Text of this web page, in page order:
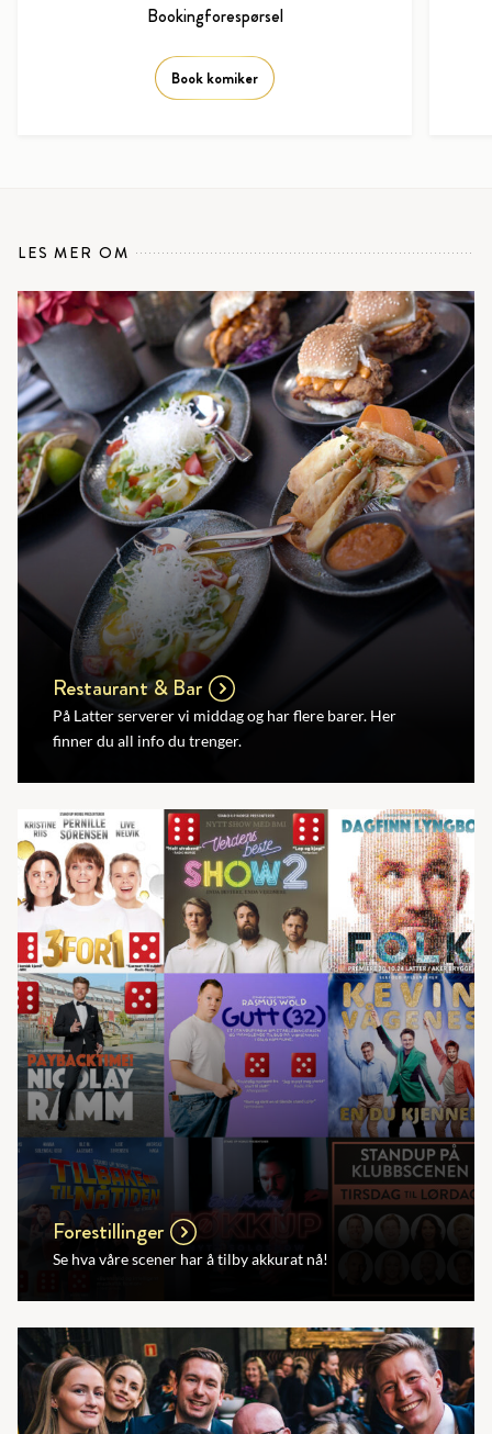
Bookingforespørsel
Book komiker
LES MER OM
Restaurant & Bar
På Latter serverer vi middag og har flere barer. Her
finner du all info du trenger.
Forestillinger
Se hva våre scener har å tilby akkurat nå!